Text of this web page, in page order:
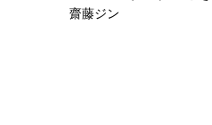
齋藤ジン